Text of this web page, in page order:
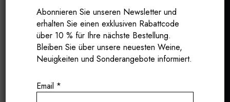
Abonnieren Sie unseren Newsletter und
erhalten Sie einen exklusiven Rabattcode
über 10 % für Ihre nächste Bestellung.
Bleiben Sie über unsere neuesten Weine,
Neuigkeiten und Sonderangebote informiert.
Email *